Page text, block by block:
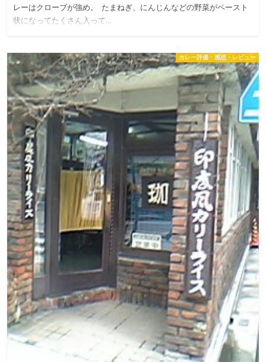
レーはクローブが強め。 たまねぎ、にんじんなどの野菜がペースト
状になってたくさん入って…
カレー評価・感想・レビュー